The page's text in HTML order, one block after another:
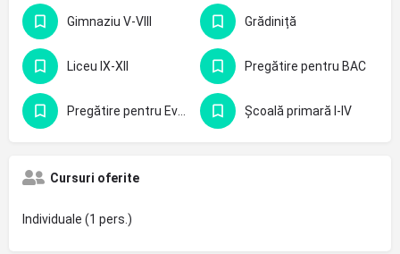
Gimnaziu V-VIII Grădiniță
Liceu IX-XII Pregătire pentru BAC
Pregătire pentru Evaluarea Națională - clasa 8-a Școală primară I-IV
Cursuri oferite
Individuale (1 pers.)